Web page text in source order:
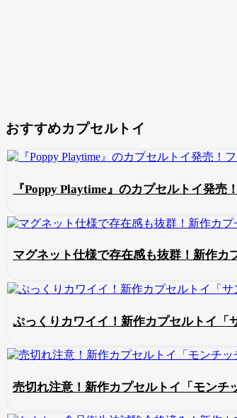
おすすめカプセルトイ
『Poppy Playtime』のカプセルトイ発
マグネット仕様で存在感も抜群！新作カ
ぷっくりカワイイ！新作カプセルトイ「
売切れ注意！新作カプセルトイ「モンチ